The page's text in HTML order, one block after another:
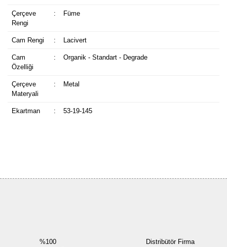
Çerçeve
Rengi
: Füme
Cam Rengi : Lacivert
Cam
Özelliği
: Organik - Standart - Degrade
Çerçeve
Materyali
: Metal
Ekartman : 53-19-145
%100
Distribütör Firma